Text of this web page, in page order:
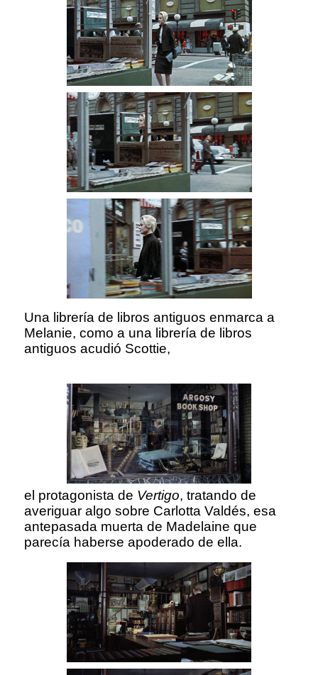
Una librería de libros antiguos enmarca a
Melanie, como a una librería de libros
antiguos acudió Scottie,
el protagonista de Vertigo, tratando de
averiguar algo sobre Carlotta Valdés, esa
antepasada muerta de Madelaine que
parecía haberse apoderado de ella.